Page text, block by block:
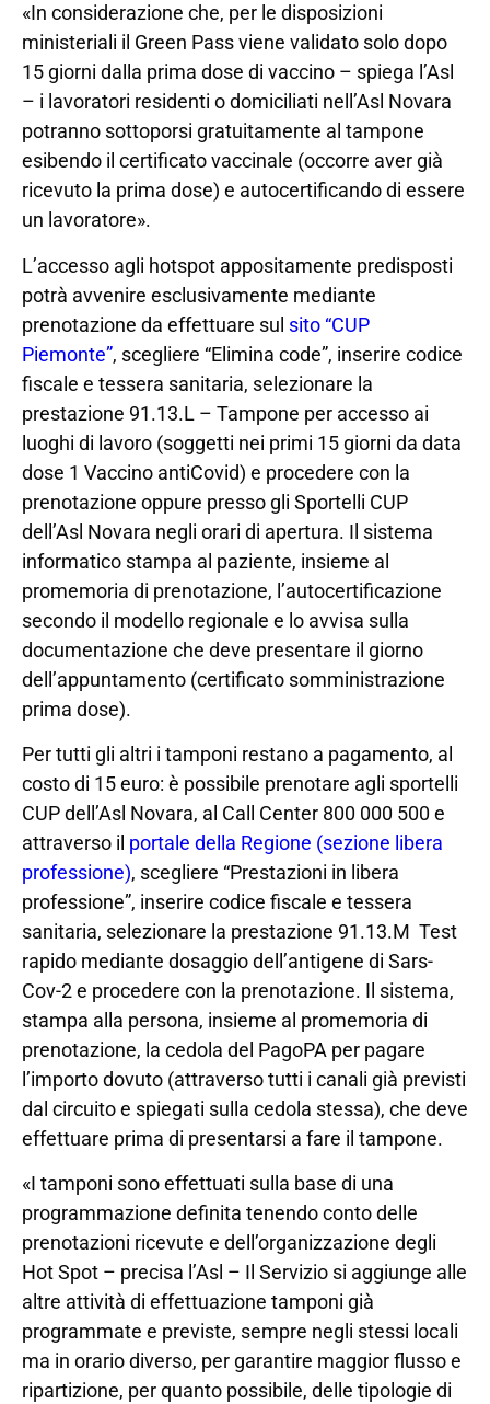
«In considerazione che, per le disposizioni
ministeriali il Green Pass viene validato solo dopo
15 giorni dalla prima dose di vaccino – spiega l’Asl
– i lavoratori residenti o domiciliati nell’Asl Novara
potranno sottoporsi gratuitamente al tampone
esibendo il certificato vaccinale (occorre aver già
ricevuto la prima dose) e autocertificando di essere
un lavoratore».
L’accesso agli hotspot appositamente predisposti
potrà avvenire esclusivamente mediante
prenotazione da effettuare sul sito “CUP
Piemonte”, scegliere “Elimina code”, inserire codice
fiscale e tessera sanitaria, selezionare la
prestazione 91.13.L – Tampone per accesso ai
luoghi di lavoro (soggetti nei primi 15 giorni da data
dose 1 Vaccino antiCovid) e procedere con la
prenotazione oppure presso gli Sportelli CUP
dell’Asl Novara negli orari di apertura. Il sistema
informatico stampa al paziente, insieme al
promemoria di prenotazione, l’autocertificazione
secondo il modello regionale e lo avvisa sulla
documentazione che deve presentare il giorno
dell’appuntamento (certificato somministrazione
prima dose).
Per tutti gli altri i tamponi restano a pagamento, al
costo di 15 euro: è possibile prenotare agli sportelli
CUP dell’Asl Novara, al Call Center 800 000 500 e
attraverso il portale della Regione (sezione libera
professione), scegliere “Prestazioni in libera
professione”, inserire codice fiscale e tessera
sanitaria, selezionare la prestazione 91.13.M Test
rapido mediante dosaggio dell’antigene di Sars-
Cov-2 e procedere con la prenotazione. Il sistema,
stampa alla persona, insieme al promemoria di
prenotazione, la cedola del PagoPA per pagare
l’importo dovuto (attraverso tutti i canali già previsti
dal circuito e spiegati sulla cedola stessa), che deve
effettuare prima di presentarsi a fare il tampone.
«I tamponi sono effettuati sulla base di una
programmazione definita tenendo conto delle
prenotazioni ricevute e dell’organizzazione degli
Hot Spot – precisa l’Asl – Il Servizio si aggiunge alle
altre attività di effettuazione tamponi già
programmate e previste, sempre negli stessi locali
ma in orario diverso, per garantire maggior flusso e
ripartizione, per quanto possibile, delle tipologie di